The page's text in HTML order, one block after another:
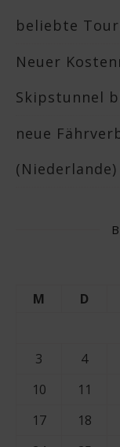
beliebte
Neuer
Skipstunnel
neue
M D
3
4
10
11
17
18